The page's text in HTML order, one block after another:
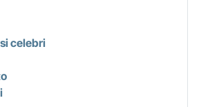
celebri